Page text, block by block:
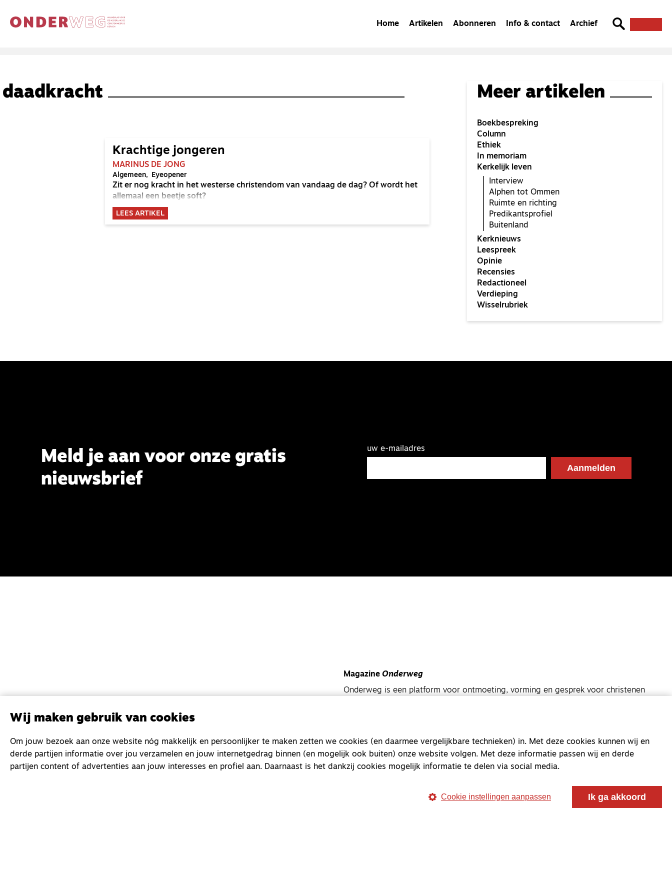
Home Artikelen Abonneren Info & contact Archief
daadkracht
Krachtige jongeren
MARINUS DE JONG
Algemeen Eyeopener
Zit er nog kracht in het westerse christendom van vandaag de dag? Of wordt het
allemaal een beetje soft?
LEES ARTIKEL
Meer artikelen
Boekbespreking
Column
Ethiek
In memoriam
Kerkelijk leven
Interview
Alphen tot Ommen
Ruimte en richting
Predikantsprofiel
Buitenland
Kerknieuws
Leespreek
Opinie
Recensies
Redactioneel
Verdieping
Wisselrubriek
Meld je aan voor onze gratis
nieuwsbrief
uw e-mailadres
Magazine Onderweg
Onderweg is een platform voor ontmoeting, vorming en gesprek voor christenen
Kvk-nummer 33277063
NL46 INGB 0117 5827 86
Wij maken gebruik van cookies
Om jouw bezoek aan onze website nóg makkelijk en persoonlijker te maken zetten we cookies (en daarmee vergelijkbare technieken) in. Met deze cookies kunnen wij en
derde partijen informatie over jou verzamelen en jouw internetgedrag binnen (en mogelijk ook buiten) onze website volgen. Met deze informatie passen wij en derde
partijen content of advertenties aan jouw interesses en profiel aan. Daarnaast is het dankzij cookies mogelijk informatie te delen via social media.
Cookie instellingen aanpassen Ik ga akkoord